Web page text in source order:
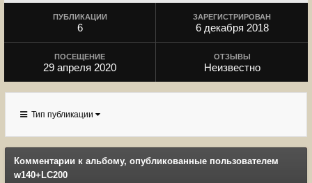
ПУБЛИКАЦИИ
6
ЗАРЕГИСТРИРОВАН
6 декабря 2018
ПОСЕЩЕНИЕ
29 апреля 2020
ОТЗЫВЫ
Неизвестно
Тип публикации
Комментарии к альбому, опубликованные пользователем
w140+LC200